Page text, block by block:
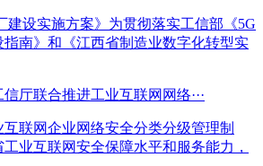
建设实施方案》为贯彻落实工信部《5G
南》和《江西省制造业数字化转型实
厅联合推进工业互联网网络···
联网企业网络安全分类分级管理制
业互联网安全保障水平和服务能力，